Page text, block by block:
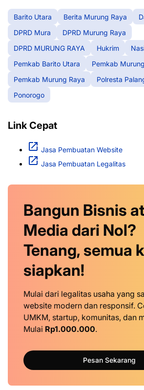
Barito Utara Berita Murung Raya
DPRD Mura
DPRD Murung Raya
DPRD MURUNG RAYA
Hukrim
Pemkab Barito Utara
Pemkab
Pemkab Murung Raya
Polresta
Ponorogo
Link Cepat
Jasa Pembuatan Website
Jasa Pembuatan Legalitas
Bangun Bisnis
Media dari Nol?
Tenang, semua
siapkan!
Mulai dari legalitas usaha yang
website modern dan responsif.
UMKM, startup, komunitas, dan
Mulai Rp1.000.000.
Pesan Sekarang